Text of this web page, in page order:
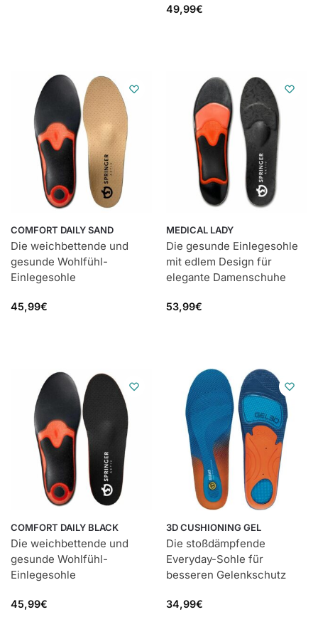
49,99€
COMFORT DAILY SAND
Die weichbettende und
gesunde Wohlfühl-
Einlegesohle
45,99€
MEDICAL LADY
Die gesunde Einlegesohle
mit edlem Design für
elegante Damenschuhe
53,99€
COMFORT DAILY BLACK
Die weichbettende und
gesunde Wohlfühl-
Einlegesohle
45,99€
3D CUSHIONING GEL
Die stoßdämpfende
Everyday-Sohle für
besseren Gelenkschutz
34,99€